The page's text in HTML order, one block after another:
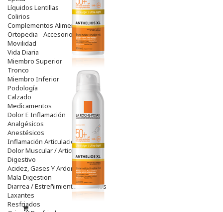
Líquidos Lentillas
Colirios
Complementos Alimentarios.
Ortopedia - Accesorios
Movilidad
Vida Diaria
Miembro Superior
Tronco
Miembro Inferior
Podología
Calzado
Medicamentos
Dolor E Inflamación
Analgésicos
Anestésicos
Inflamación Articulaciones
Dolor Muscular / Articular
Digestivo
Acidez, Gases Y Ardores
Mala Digestion
Diarrea / Estreñimiento / Vómitos
Laxantes
Resfriados